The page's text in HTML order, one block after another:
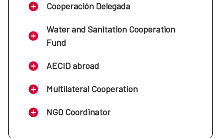
Cooperación Delegada
Water and Sanitation Cooperation
Fund
AECID abroad
Multilateral Cooperation
NGO Coordinator